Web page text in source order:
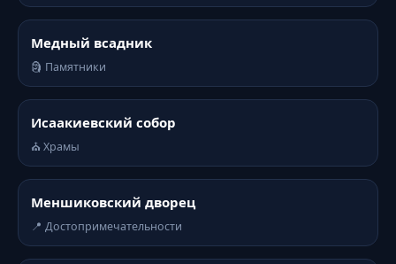
Медный всадник
🗿 Памятники
Исаакиевский собор
⛪ Храмы
Меншиковский дворец
📍 Достопримечательности